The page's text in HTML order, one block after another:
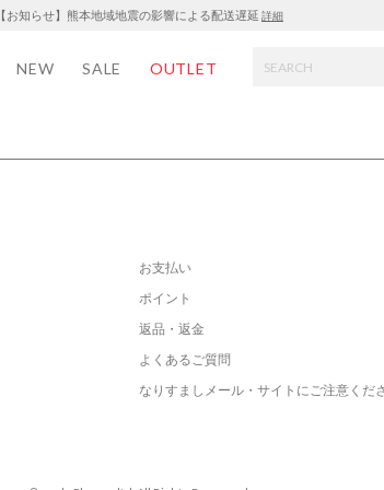
【お知らせ】熊本地域地震の影響による配送遅延 詳細
NEW SALE OUTLET
お支払い
ポイント
返品・返金
よくあるご質問
なりすましメール・サイトにご注意くだ